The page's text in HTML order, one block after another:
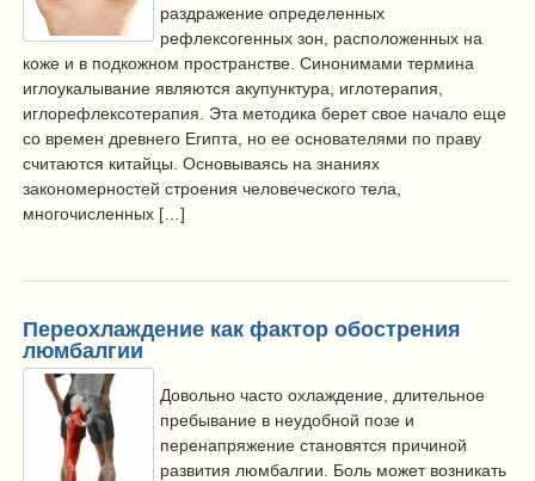
раздражение определенных
рефлексогенных зон, расположенных на
коже и в подкожном пространстве. Синонимами термина
иглоукалывание являются акупунктура, иглотерапия,
иглорефлексотерапия. Эта методика берет свое начало еще
со времен древнего Египта, но ее основателями по праву
считаются китайцы. Основываясь на знаниях
закономерностей строения человеческого тела,
многочисленных […]
Переохлаждение как фактор обострения
люмбалгии
Довольно часто охлаждение, длительное
пребывание в неудобной позе и
перенапряжение становятся причиной
развития люмбалгии. Боль может возникать